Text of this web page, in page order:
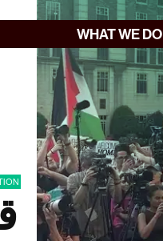
WHAT WE DO